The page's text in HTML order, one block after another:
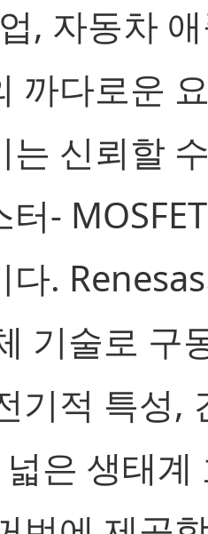
, 자동차
까다로운
는 신뢰할
터-
다.
기술로 구
기적 특성,
은 생태계